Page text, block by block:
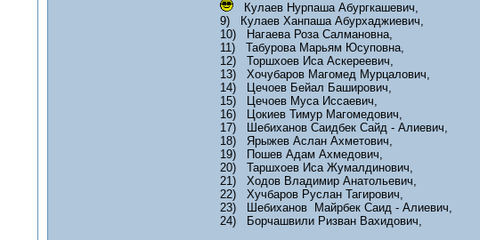
Кулаев Нурпаша Абургкашевич,
9) Кулаев Ханпаша Абурхаджиевич,
10) Нагаева Роза Салмановна,
11) Табурова Марьям Юсуповна,
12) Торшхоев Иса Аскереевич,
13) Хочубаров Магомед Мурцалович,
14) Цечоев Бейал Баширович,
15) Цечоев Муса Иссаевич,
16) Цокиев Тимур Магомедович,
17) Шебиханов Саидбек Сайд - Алиевич,
18) Ярыжев Аслан Ахметович,
19) Пошев Адам Ахмедович,
20) Таршхоев Иса Жумалдинович,
21) Ходов Владимир Анатольевич,
22) Хучбаров Руслан Тагирович,
23) Шебиханов Майрбек Саид - Алиевич,
24) Борчашвили Ризван Вахидович,